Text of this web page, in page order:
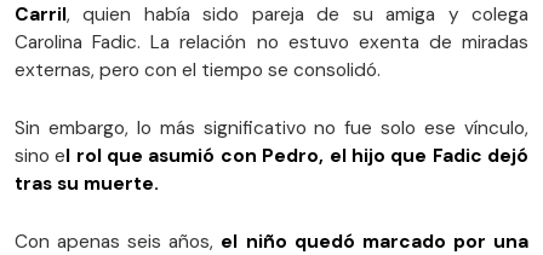
Carril, quien había sido pareja de su amiga y colega
Carolina Fadic. La relación no estuvo exenta de miradas
externas, pero con el tiempo se consolidó.
Sin embargo, lo más significativo no fue solo ese vínculo,
sino el rol que asumió con Pedro, el hijo que Fadic dejó
tras su muerte.
Con apenas seis años, el niño quedó marcado por una